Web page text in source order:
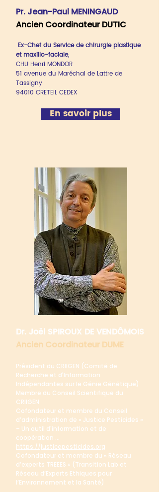
Pr. Jean-Paul MENINGAUD
Ancien Coordinateur DUTIC
Ex-Chef du Service de chirurgie plastique
et maxillo-faciale,
CHU Henri MONDOR
51 avenue du Maréchal de Lattre de
Tassigny
94010 CRETEIL CEDEX
En savoir plus
Dr. Joël SPIROUX DE VENDÔMOIS
Ancien Coordinateur DUME
Président du CRIIGEN (Comité de
Recherche et d'Information
Indépendantes sur le Génie Génétique)
Membre du Conseil Scientifique du
CRIIGEN
Cofondateur et membre du Conseil
d’administration de « Justice Pesticides »
– Un outil d'information et de
coopération ...
https://justicepesticides.org
Cofondateur et membre du « Réseau
d’experts TREEES » (Transition Lab et
Réseau d’Experts Ethiques pour
l’Environnement et la Santé)